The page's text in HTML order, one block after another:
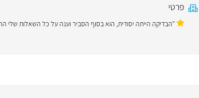
פרטי
"הבדיקה הייתה יסודית, הוא בסוף הסביר וענה על כל השאלות שלי